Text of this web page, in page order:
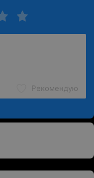
Рекомендую